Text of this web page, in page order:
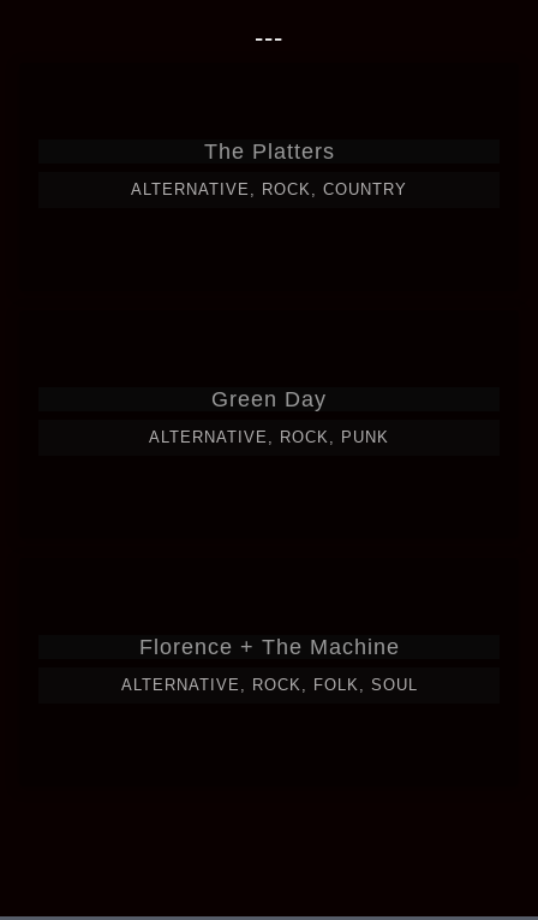
---
The Platters
ALTERNATIVE, ROCK, COUNTRY
Green Day
ALTERNATIVE, ROCK, PUNK
Florence + The Machine
ALTERNATIVE, ROCK, FOLK, SOUL